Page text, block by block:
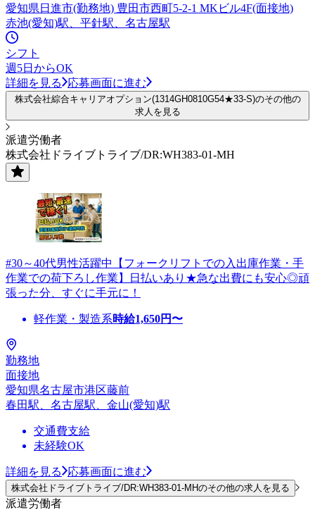
愛知県日進市(勤務地) 豊田市西町5-2-1 MKビル4F(面接地)
赤池(愛知)駅、平針駅、名古屋駅
シフト
週5日からOK
詳細を見る
応募画面に進む
株式会社綜合キャリアオプション(1314GH0810G54★33-S)のその他の
求人を見る
派遣労働者
株式会社ドライブトライブ/DR:WH383-01-MH
#30～40代男性活躍中【フォークリフトでの入出庫作業・手
作業での荷下ろし作業】日払いあり★急な出費にも安心◎頑
張った分、すぐに手元に！
軽作業・製造系時給1,650円〜
勤務地
面接地
愛知県名古屋市港区藤前
春田駅、名古屋駅、金山(愛知)駅
交通費支給
未経験OK
詳細を見る 応募画面に進む
株式会社ドライブトライブ/DR:WH383-01-MHのその他の求人を見る
派遣労働者